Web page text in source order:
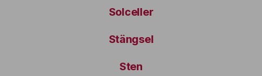
Solceller
Stängsel
Sten